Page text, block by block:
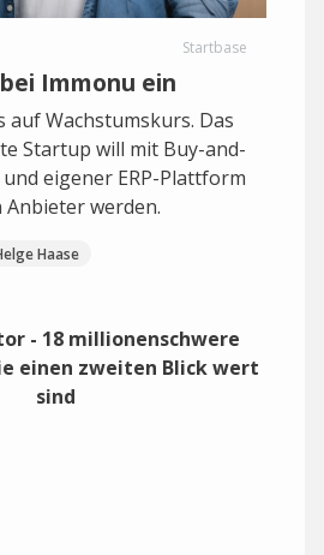
Startbase
Immonu ein
auf Wachstumskurs. Das
Startup will mit Buy-and-
eigener ERP-Plattform
werden.
Haase